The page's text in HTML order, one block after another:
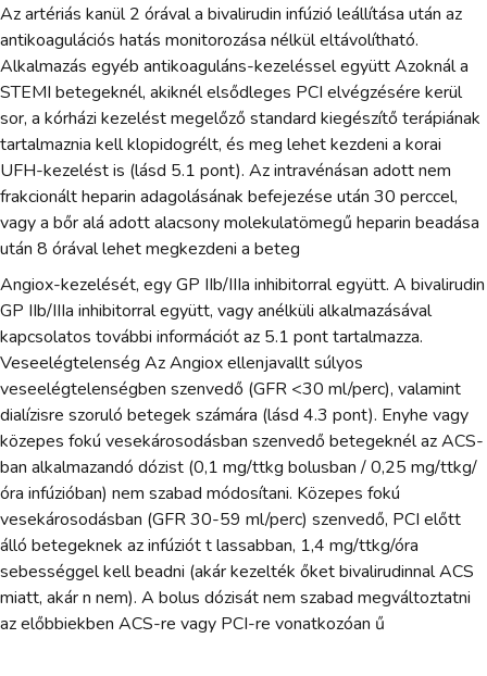
Az artériás kanül 2 órával a bivalirudin infúzió leállítása után az
antikoagulációs hatás monitorozása nélkül eltávolítható.
Alkalmazás egyéb antikoaguláns-kezeléssel együtt Azoknál a
STEMI betegeknél, akiknél elsődleges PCI elvégzésére kerül
sor, a kórházi kezelést megelőző standard kiegészítő terápiának
tartalmaznia kell klopidogrélt, és meg lehet kezdeni a korai
UFH-kezelést is (lásd 5.1 pont). Az intravénásan adott nem
frakcionált heparin adagolásának befejezése után 30 perccel,
vagy a bőr alá adott alacsony molekulatömegű heparin beadása
után 8 órával lehet megkezdeni a beteg
Angiox-kezelését, egy GP IIb/IIIa inhibitorral együtt. A bivalirudin
GP IIb/IIIa inhibitorral együtt, vagy anélküli alkalmazásával
kapcsolatos további információt az 5.1 pont tartalmazza.
Veseelégtelenség Az Angiox ellenjavallt súlyos
veseelégtelenségben szenvedő (GFR <30 ml/perc), valamint
dialízisre szoruló betegek számára (lásd 4.3 pont). Enyhe vagy
közepes fokú vesekárosodásban szenvedő betegeknél az ACS-
ban alkalmazandó dózist (0,1 mg/ttkg bolusban / 0,25 mg/ttkg/
óra infúzióban) nem szabad módosítani. Közepes fokú
vesekárosodásban (GFR 30-59 ml/perc) szenvedő, PCI előtt
álló betegeknek az infúziót t lassabban, 1,4 mg/ttkg/óra
sebességgel kell beadni (akár kezelték őket bivalirudinnal ACS
miatt, akár n nem). A bolus dózisát nem szabad megváltoztatni
az előbbiekben ACS-re vagy PCI-re vonatkozóan ű